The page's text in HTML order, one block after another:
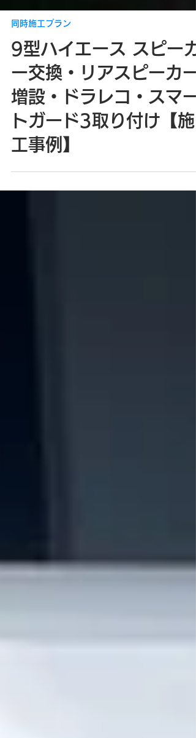
同時施工プラン
9型ハイエース スピーカ
ー交換・リアスピーカー
増設・ドラレコ・スマー
トガード3取り付け【施